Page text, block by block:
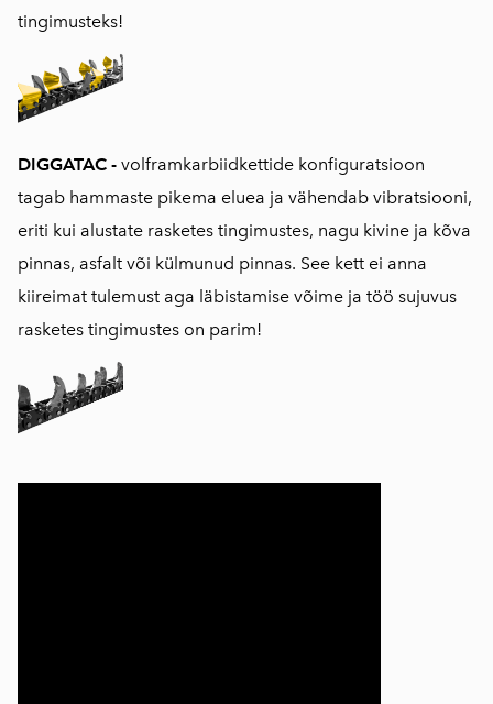
tingimusteks!
DIGGATAC - volframkarbiidkettide konfiguratsioon
tagab hammaste pikema eluea ja vähendab vibratsiooni,
eriti kui alustate rasketes tingimustes, nagu kivine ja kõva
pinnas, asfalt või külmunud pinnas. See kett ei anna
kiireimat tulemust aga läbistamise võime ja töö sujuvus
rasketes tingimustes on parim!